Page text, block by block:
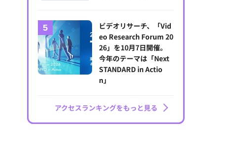
ビデオリサーチ、「Vid
eo Research Forum 20
26」を10月7日開催。
今年のテーマは「Next
STANDARD in Actio
n」
アクセスランキングをもっと見る